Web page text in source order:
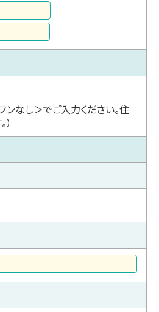
ンなし＞でご入力ください。住